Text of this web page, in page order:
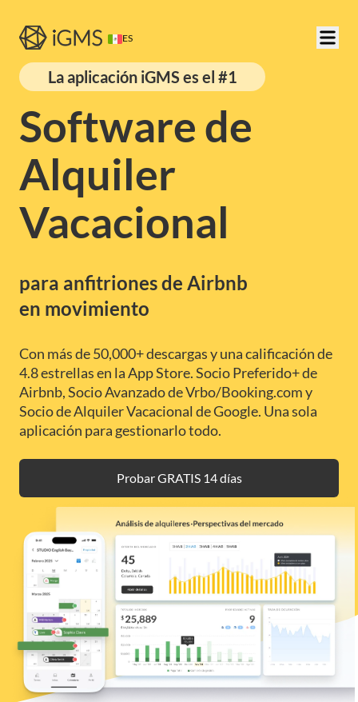
ES
La aplicación iGMS es el #1
Software de
Alquiler
Vacacional
para anfitriones de Airbnb
en movimiento
Con más de 50,000+ descargas y una calificación de
4.8 estrellas en la App Store. Socio Preferido+ de
Airbnb, Socio Avanzado de Vrbo/Booking.com y
Socio de Alquiler Vacacional de Google. Una sola
aplicación para gestionarlo todo.
Probar GRATIS 14 días